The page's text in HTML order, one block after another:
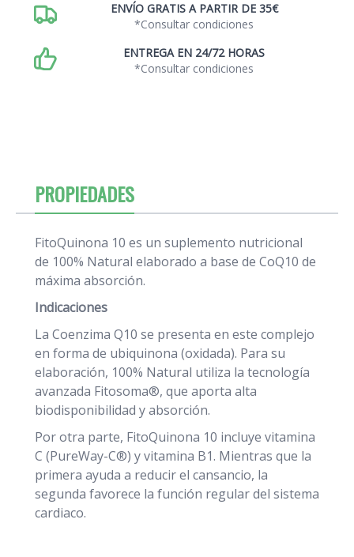
ENVÍO GRATIS A PARTIR DE 35€
*Consultar condiciones
ENTREGA EN 24/72 HORAS
*Consultar condiciones
PROPIEDADES
FitoQuinona 10 es un suplemento nutricional
de 100% Natural elaborado a base de CoQ10 de
máxima absorción.
Indicaciones
La Coenzima Q10 se presenta en este complejo
en forma de ubiquinona (oxidada). Para su
elaboración, 100% Natural utiliza la tecnología
avanzada Fitosoma®, que aporta alta
biodisponibilidad y absorción.
Por otra parte, FitoQuinona 10 incluye vitamina
C (PureWay-C®) y vitamina B1. Mientras que la
primera ayuda a reducir el cansancio, la
segunda favorece la función regular del sistema
cardiaco.